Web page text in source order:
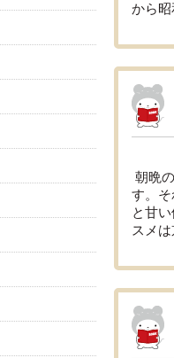
から
朝晩
す。
と甘
スメ